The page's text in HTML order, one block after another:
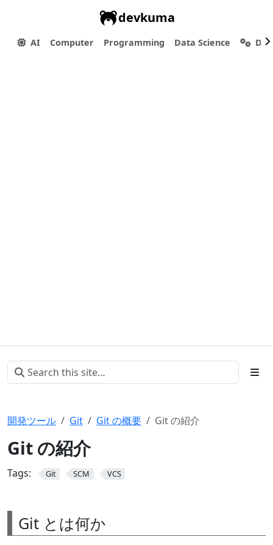
devkuma
AI Computer Programming Data Science
開発ツール Git Git の概要 Git の紹介
Git の紹介
Tags: Git SCM VCS
Git とは何か